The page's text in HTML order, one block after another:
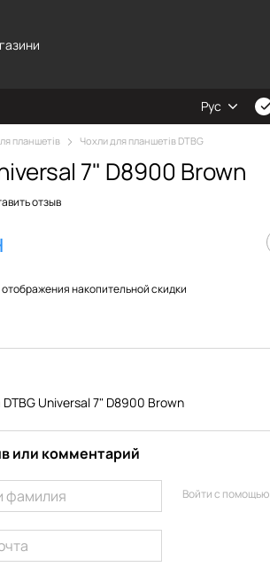
Рус
планшетів Чохли для планшетів DTBG
7" D8900 Brown
отзыв
накопительной скидки
Universal 7" D8900 Brown
или комментарий
Войти с помощью